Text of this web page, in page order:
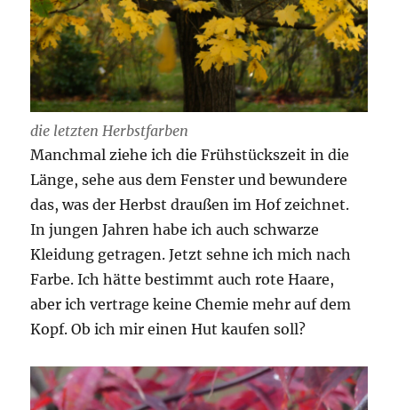
die letzten Herbstfarben
Manchmal ziehe ich die Frühstückszeit in die
Länge, sehe aus dem Fenster und bewundere
das, was der Herbst draußen im Hof zeichnet.
In jungen Jahren habe ich auch schwarze
Kleidung getragen. Jetzt sehne ich mich nach
Farbe. Ich hätte bestimmt auch rote Haare,
aber ich vertrage keine Chemie mehr auf dem
Kopf. Ob ich mir einen Hut kaufen soll?